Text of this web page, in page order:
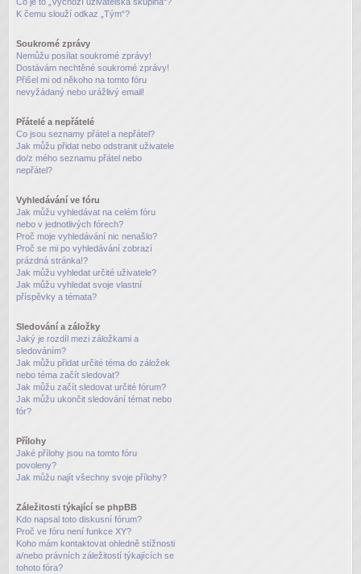
K čemu slouží odkaz „Tým“?
Soukromé zprávy
Nemůžu posílat soukromé zprávy!
Dostávám nechtěné soukromé zprávy!
Přišel mi od někoho na tomto fóru
nevyžádaný nebo urážlivý email!
Přátelé a nepřátelé
Co jsou seznamy přátel a nepřátel?
Jak můžu přidat nebo odstranit uživatele
do/z mého seznamu přátel nebo
nepřátel?
Vyhledávání ve fóru
Jak můžu vyhledávat na celém fóru
nebo v jednotlivých fórech?
Proč moje vyhledávání nic nenašlo?
Proč se mi po vyhledávání zobrazí
prázdná stránka!?
Jak můžu vyhledat určité uživatele?
Jak můžu vyhledat svoje vlastní
příspěvky a témata?
Sledování a záložky
Jaký je rozdíl mezi záložkami a
sledováním?
Jak můžu přidat určité téma do záložek
nebo téma začít sledovat?
Jak můžu začít sledovat určité fórum?
Jak můžu ukončit sledování témat nebo
fór?
Přílohy
Jaké přílohy jsou na tomto fóru
povoleny?
Jak můžu najít všechny svoje přílohy?
Záležitosti týkající se phpBB
Kdo napsal toto diskusní fórum?
Proč ve fóru není funkce XY?
Koho mám kontaktovat ohledně stížnosti
a/nebo právních záležitostí týkajících se
tohoto fóra?